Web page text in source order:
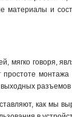
материалы и
мягко говоря,
простоте
как мы